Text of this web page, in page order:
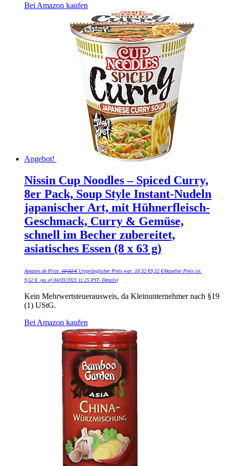
Bei Amazon kaufen
Angebot!
Nissin Cup Noodles – Spiced Curry,
8er Pack, Soup Style Instant-Nudeln
japanischer Art, mit Hühnerfleisch-
Geschmack, Curry & Gemüse,
schnell im Becher zubereitet,
asiatisches Essen (8 x 63 g)
Amazon.de Price: 10,32€ Ursprünglicher Preis war: 10,32 €9,52 €Aktueller Preis ist:
9,52 €. (as of 04/03/2023 11:25 PST- Details)
Kein Mehrwertsteuerausweis, da Kleinunternehmer nach §19
(1) UStG.
Bei Amazon kaufen